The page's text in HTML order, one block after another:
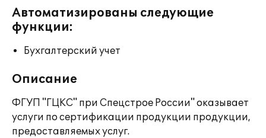
Автоматизированы следующие
функции:
Бухгалтерский учет
Описание
ФГУП "ГЦКС" при Спецстрое России" оказывает
услуги по сертификации продукции продукции,
предоставляемых услуг.